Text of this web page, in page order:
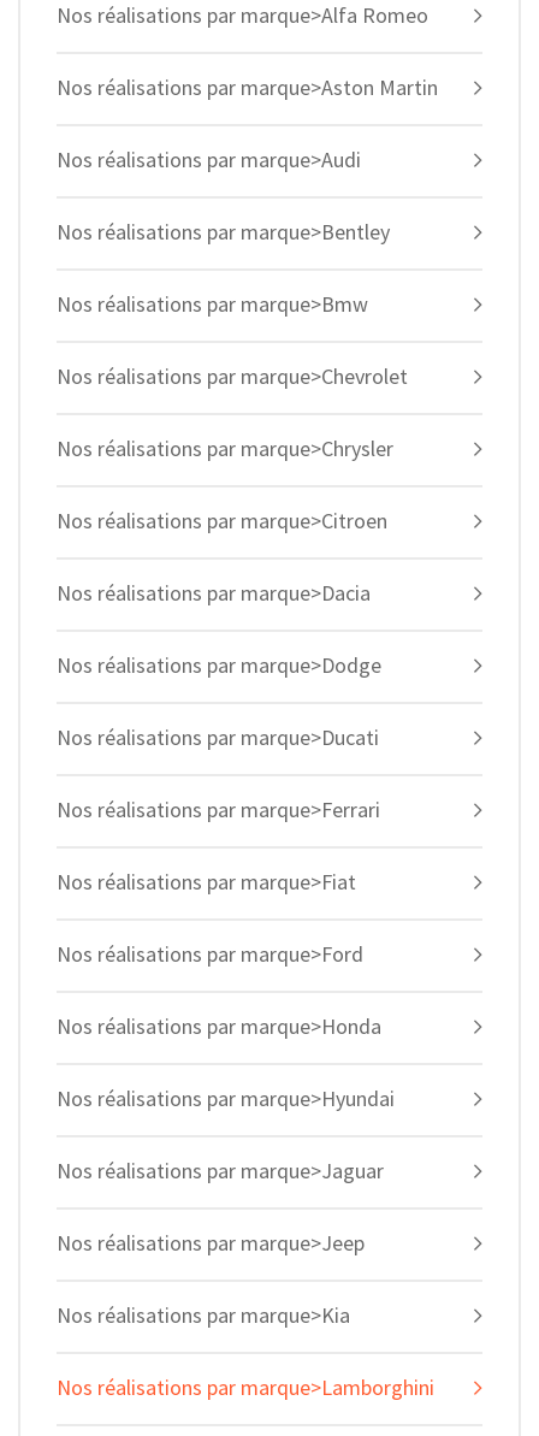
Nos réalisations par marque>Alfa Romeo
Nos réalisations par marque>Aston Martin
Nos réalisations par marque>Audi
Nos réalisations par marque>Bentley
Nos réalisations par marque>Bmw
Nos réalisations par marque>Chevrolet
Nos réalisations par marque>Chrysler
Nos réalisations par marque>Citroen
Nos réalisations par marque>Dacia
Nos réalisations par marque>Dodge
Nos réalisations par marque>Ducati
Nos réalisations par marque>Ferrari
Nos réalisations par marque>Fiat
Nos réalisations par marque>Ford
Nos réalisations par marque>Honda
Nos réalisations par marque>Hyundai
Nos réalisations par marque>Jaguar
Nos réalisations par marque>Jeep
Nos réalisations par marque>Kia
Nos réalisations par marque>Lamborghini